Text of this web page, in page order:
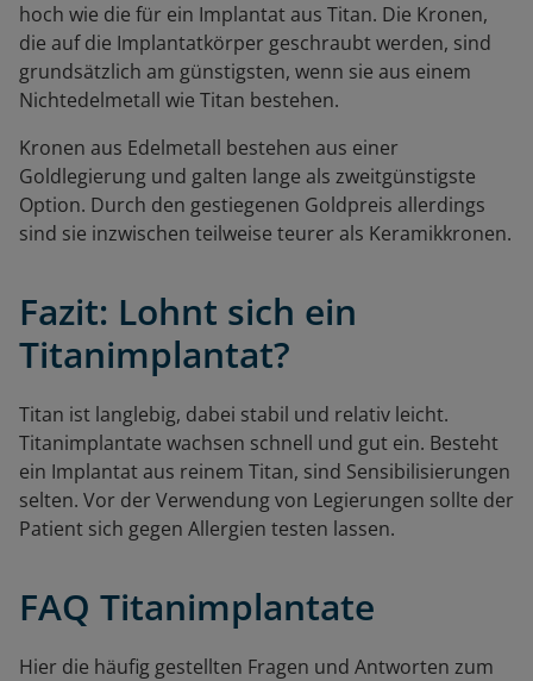
hoch wie die für ein Implantat aus Titan. Die Kronen,
die auf die Implantatkörper geschraubt werden, sind
grundsätzlich am günstigsten, wenn sie aus einem
Nichtedelmetall wie Titan bestehen.
Kronen aus Edelmetall bestehen aus einer
Goldlegierung und galten lange als zweitgünstigste
Option. Durch den gestiegenen Goldpreis allerdings
sind sie inzwischen teilweise teurer als Keramikkronen.
Fazit: Lohnt sich ein
Titanimplantat?
Titan ist langlebig, dabei stabil und relativ leicht.
Titanimplantate wachsen schnell und gut ein. Besteht
ein Implantat aus reinem Titan, sind Sensibilisierungen
selten. Vor der Verwendung von Legierungen sollte der
Patient sich gegen Allergien testen lassen.
FAQ Titanimplantate
Hier die häufig gestellten Fragen und Antworten zum